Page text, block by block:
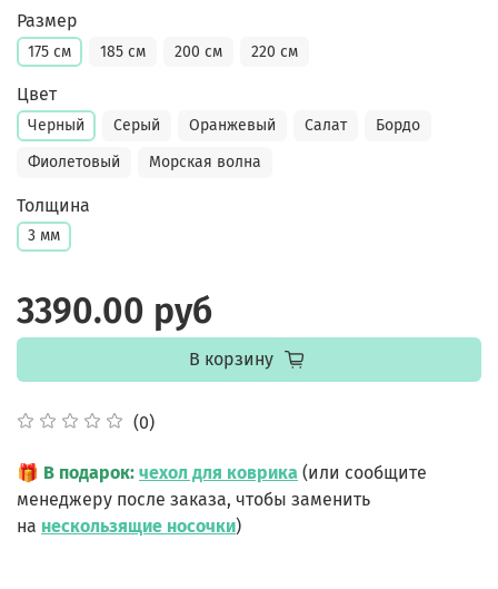
(0)
Размер
175 см 185 см 200 см 220 см
Цвет
Черный Серый Оранжевый Салат
Бордо
Фиолетовый
Морская волна
Толщина
3 мм
3390.00 руб
В корзину
🎁 В подарок: чехол для коврика (или сообщите
менеджеру после заказа, чтобы заменить
на нескользящие носочки)